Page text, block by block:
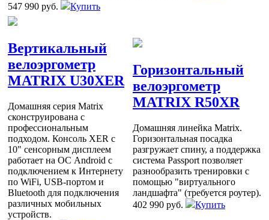
547 990 руб.
Купить
Вертикальный
велоэргометр
MATRIX U30XER
Домашняя серия Matrix
сконструирована с
профессиональным
подходом. Консоль XER с
10" сенсорным дисплеем
работает на ОС Android с
подключением к Интернету
по WiFi, USB-портом и
Bluetooth для подключения
различных мобильных
устройств.
Горизонтальный
велоэргометр
MATRIX R50XR
Домашняя линейка Matrix.
Горизонтальная посадка
разгружает спину, а поддержка
система Passport позволяет
разнообразить тренировки с
помощью "виртуального
ландшафта" (требуется роутер).
402 990 руб.
Купить